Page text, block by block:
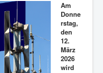
Am
Donne
rstag,
den
12.
März
2026
wird